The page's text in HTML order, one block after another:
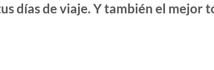
días de viaje. Y también el mejor